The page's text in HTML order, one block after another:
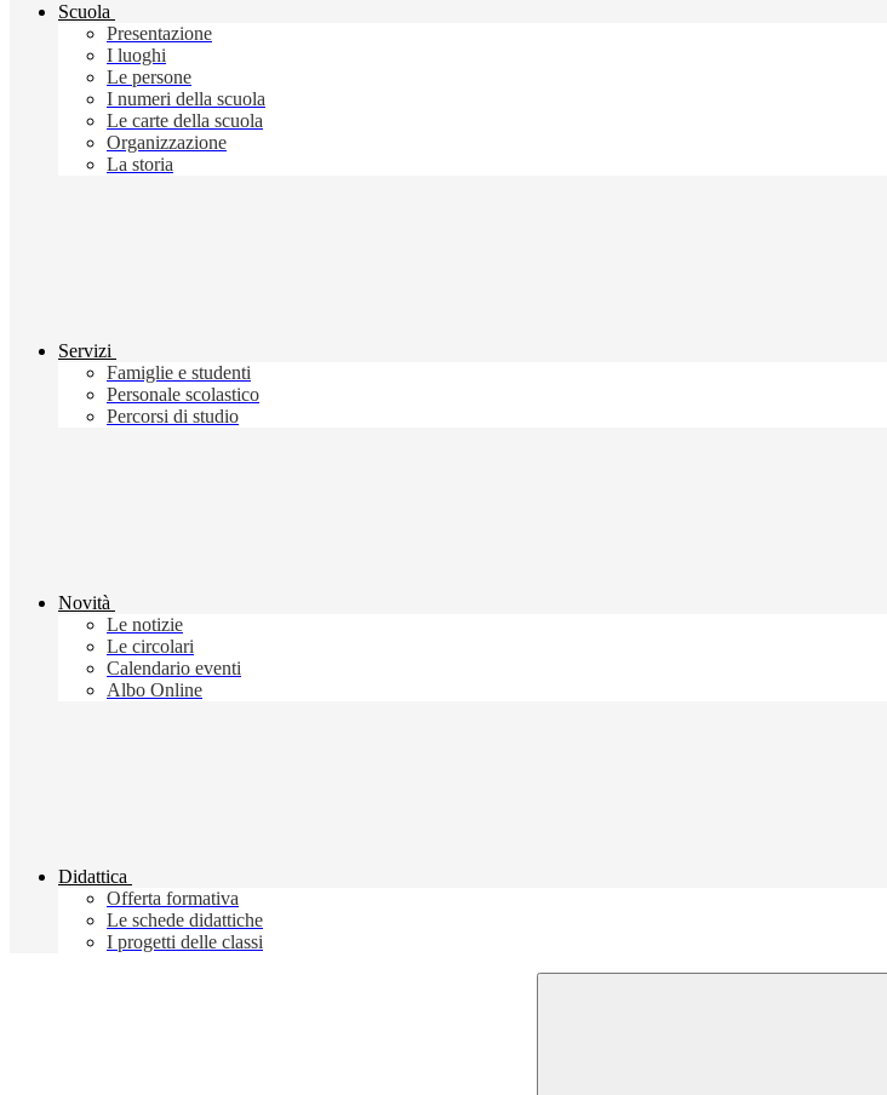
Scuola
Presentazione
I luoghi
Le persone
I numeri della scuola
Le carte della scuola
Organizzazione
La storia
Servizi
Famiglie e studenti
Personale scolastico
Percorsi di studio
Novità
Le notizie
Le circolari
Calendario eventi
Albo Online
Didattica
Offerta formativa
Le schede didattiche
I progetti delle classi